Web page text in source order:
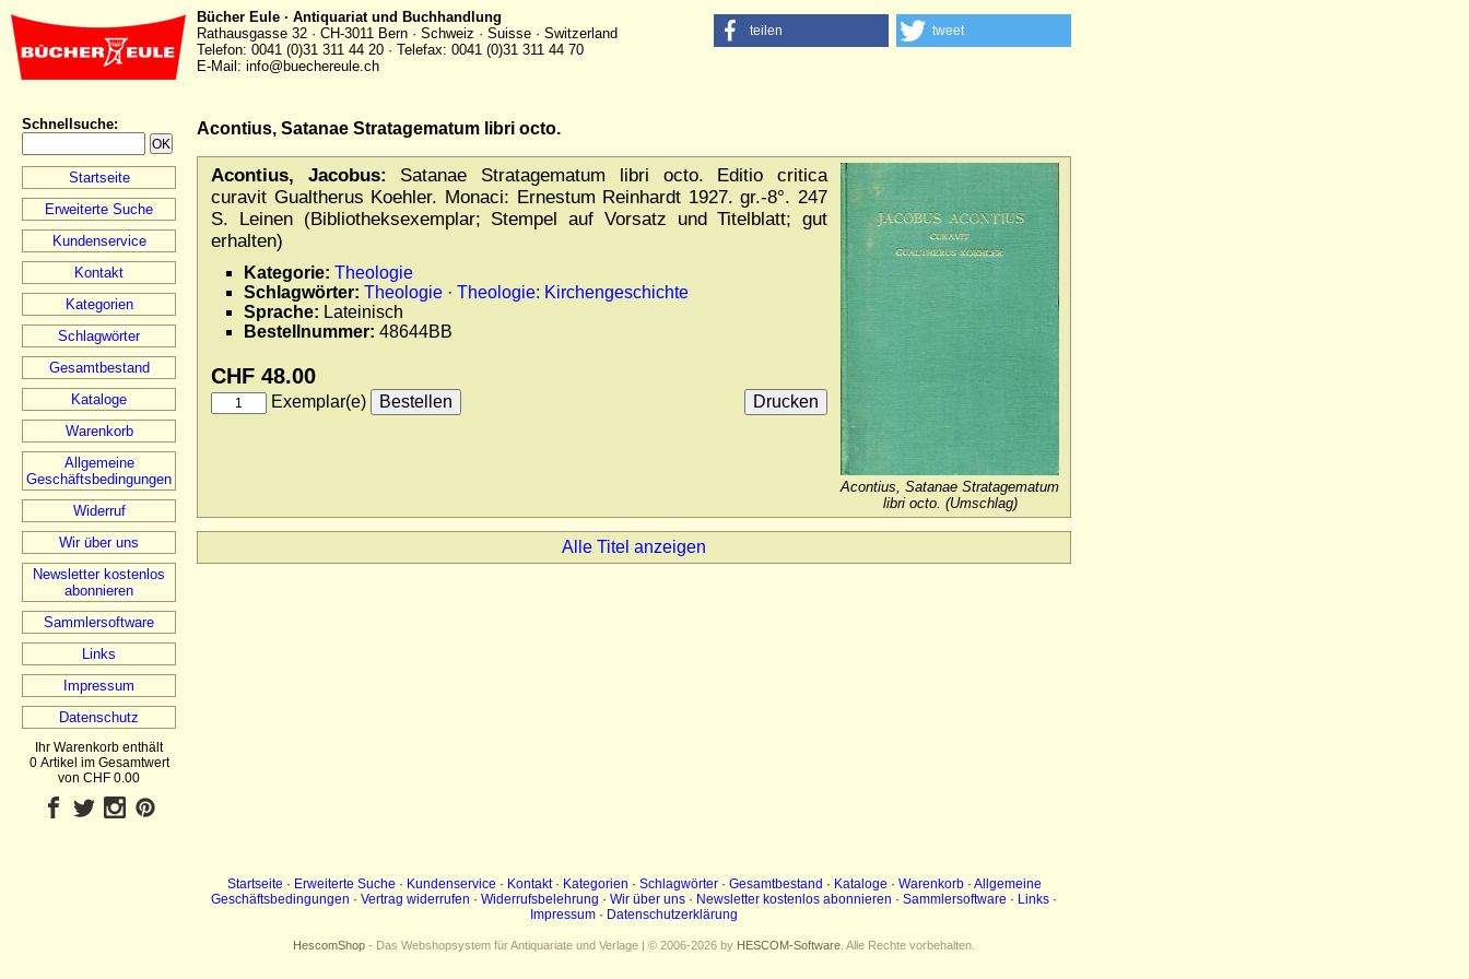
Bücher Eule · Antiquariat und Buchhandlung
Rathausgasse 32 · CH-3011 Bern · Schweiz · Suisse · Switzerland
Telefon: 0041 (0)31 311 44 20 · Telefax: 0041 (0)31 311 44 70
E-Mail: info@buechereule.ch
teilen tweet
Schnellsuche:
Startseite
Erweiterte Suche
Kundenservice
Kontakt
Kategorien
Schlagwörter
Gesamtbestand
Kataloge
Warenkorb
Allgemeine
Geschäftsbedingungen
Widerruf
Wir über uns
Newsletter kostenlos
abonnieren
Sammlersoftware
Links
Impressum
Datenschutz
Ihr Warenkorb enthält
0 Artikel im Gesamtwert
von CHF 0.00
Acontius, Satanae Stratagematum libri octo.
Acontius, Jacobus: Satanae Stratagematum libri octo. Editio critica
curavit Gualtherus Koehler. Monaci: Ernestum Reinhardt 1927. gr.-8°. 247
S. Leinen (Bibliotheksexemplar; Stempel auf Vorsatz und Titelblatt; gut
erhalten)
Kategorie: Theologie
Schlagwörter: Theologie · Theologie: Kirchengeschichte
Sprache: Lateinisch
Bestellnummer: 48644BB
CHF 48.00
Exemplar(e)
Acontius, Satanae Stratagematum
libri octo. (Umschlag)
Alle Titel anzeigen
Startseite · Erweiterte Suche · Kundenservice · Kontakt· Kategorien · Schlagwörter· Gesamtbestand · Kataloge · Warenkorb· Allgemeine
Geschäftsbedingungen · Vertrag widerrufen · Widerrufsbelehrung · Wir über uns · Newsletter kostenlos abonnieren · Sammlersoftware · Links ·
Impressum · Datenschutzerklärung
HescomShop - Das Webshopsystem für Antiquariate und Verlage | © 2006-2026 by HESCOM-Software . Alle Rechte vorbehalten.